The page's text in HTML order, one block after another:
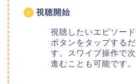
視聴開始
視聴したいエピソー
ボタンをタップする
す。スワイプ操作で
進むことも可能です。